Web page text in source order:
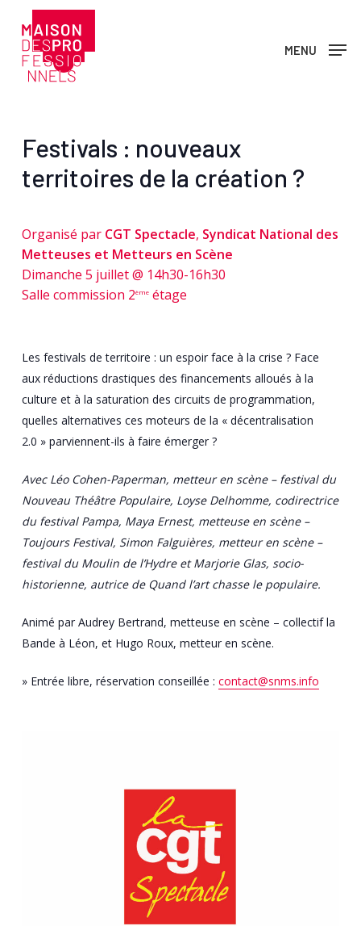
main
content
MENU
Festivals : nouveaux
territoires de la création ?
Organisé par CGT Spectacle, Syndicat National des
Metteuses et Metteurs en Scène
Dimanche 5 juillet @ 14h30-16h30
Salle commission 2èmeétage
Les festivals de territoire : un espoir face à la crise ? Face
aux réductions drastiques des financements alloués à la
culture et à la saturation des circuits de programmation,
quelles alternatives ces moteurs de la « décentralisation
2.0 » parviennent-ils à faire émerger ?
Avec Léo Cohen-Paperman, metteur en scène – festival du
Nouveau Théâtre Populaire, Loyse Delhomme, codirectrice
du festival Pampa, Maya Ernest, metteuse en scène –
Toujours Festival, Simon Falguières, metteur en scène –
festival du Moulin de l’Hydre et Marjorie Glas, socio-
historienne, autrice de Quand l’art chasse le populaire.
Animé par Audrey Bertrand, metteuse en scène – collectif la
Bande à Léon, et Hugo Roux, metteur en scène.
» Entrée libre, réservation conseillée : contact@snms.info